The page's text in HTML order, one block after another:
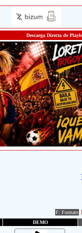
Descarga Directa de
F: Formato
DEMO